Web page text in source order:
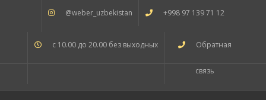
@weber_uzbekistan +998 97 139 71 12
с 10.00 до 20.00 без выходных Обратная
связь